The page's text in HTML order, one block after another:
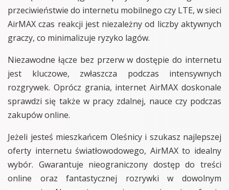
przeciwieństwie do internetu mobilnego czy LTE, w sieci
AirMAX czas reakcji jest niezależny od liczby aktywnych
graczy, co minimalizuje ryzyko lagów.
Niezawodne łącze bez przerw w dostępie do internetu
jest kluczowe, zwłaszcza podczas intensywnych
rozgrywek. Oprócz grania, internet AirMAX doskonale
sprawdzi się także w pracy zdalnej, nauce czy podczas
zakupów online.
Jeżeli jesteś mieszkańcem Oleśnicy i szukasz najlepszej
oferty internetu światłowodowego, AirMAX to idealny
wybór. Gwarantuje nieograniczony dostęp do treści
online oraz fantastycznej rozrywki w dowolnym